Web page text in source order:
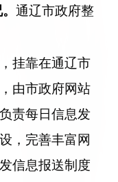
通辽市政府整
挂靠在通辽市
由市政府网站
责每日信息发
，完善丰富网
信息报送制度